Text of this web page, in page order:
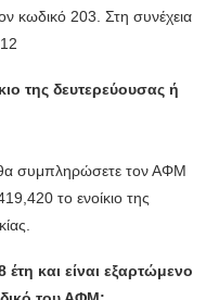
κωδικό 203. Στη συνέχεια
της δευτερεύουσας ή
συμπληρώσετε τον ΑΦΜ
το ενοίκιο της
και είναι εξαρτώμενο